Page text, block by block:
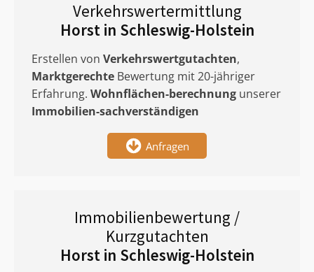
Verkehrswertermittlung
Horst in Schleswig-Holstein
Erstellen von Verkehrswertgutachten,
Marktgerechte Bewertung mit 20-jähriger
Erfahrung. Wohnflächen-berechnung unserer
Immobilien-sachverständigen
Anfragen
Immobilienbewertung /
Kurzgutachten
Horst in Schleswig-Holstein